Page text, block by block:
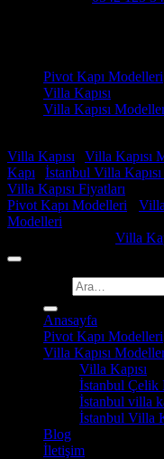
Pivot Kapı Modelleri
Villa Kapısı
Villa Kapısı
Villa Kapısı
Villa Kapısı
Kapı
İstanbul Villa Kapısı
Villa Kapısı Fiyatları
Pivot Kapı Modelleri
Modelleri
Villa
Anasayfa
Pivot Kapı Modelleri
Villa Kapısı
Villa Kapısı
İstanbul Çelik
İstanbul villa
İstanbul Villa
Blog
İletişim